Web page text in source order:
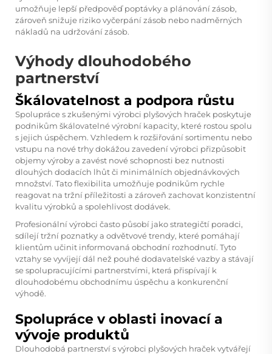
umožňuje lepší předpověď poptávky a plánování zásob,
zároveň snižuje riziko vyčerpání zásob nebo nadměrných
nákladů na udržování zásob.
Výhody dlouhodobého
partnerství
Škálovatelnost a podpora růstu
Spolupráce s zkušenými výrobci plyšových hraček poskytuje
podnikům škálovatelné výrobní kapacity, které rostou spolu
s jejich úspěchem. Vzhledem k rozšiřování sortimentu nebo
vstupu na nové trhy dokážou zavedení výrobci přizpůsobit
objemy výroby a zavést nové schopnosti bez nutnosti
dlouhých dodacích lhůt či minimálních objednávkových
množství. Tato flexibilita umožňuje podnikům rychle
reagovat na tržní příležitosti a zároveň zachovat konzistentní
kvalitu výrobků a spolehlivost dodávek.
Profesionální výrobci často působí jako strategičtí poradci,
sdílejí tržní poznatky a odvětvové trendy, které pomáhají
klientům učinit informovaná obchodní rozhodnutí. Tyto
vztahy se vyvíjejí dál než pouhé dodavatelské vazby a stávají
se spolupracujícími partnerstvími, která přispívají k
dlouhodobému obchodnímu úspěchu a konkurenční
výhodě.
Spolupráce v oblasti inovací a
vývoje produktů
Dlouhodobá partnerství s výrobci plyšových hraček vytvářejí